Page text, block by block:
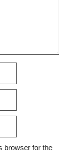
browser for the